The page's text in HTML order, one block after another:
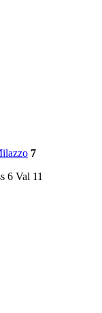
7
6 Val 11